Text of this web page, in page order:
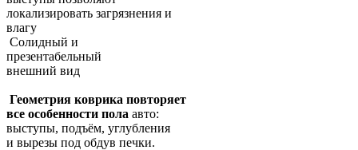
локализировать загрязнения и
влагу
Солидный и
презентабельный
внешний вид
Геометрия коврика повторяет
все особенности пола авто:
выступы, подъём, углубления
и вырезы под обдув печки.